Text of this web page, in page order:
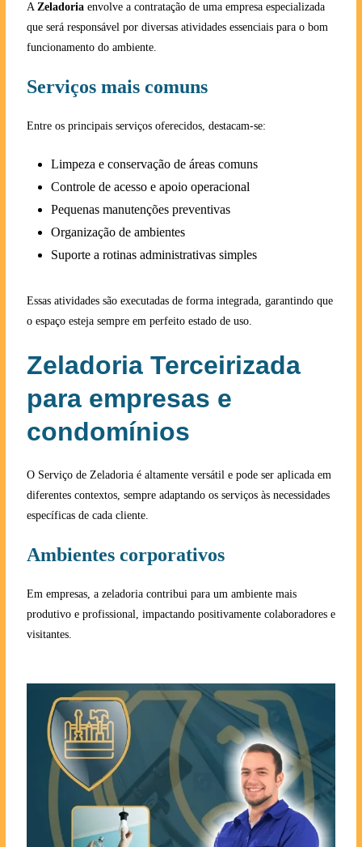
A Zeladoria envolve a contratação de uma empresa especializada
que será responsável por diversas atividades essenciais para o bom
funcionamento do ambiente.
Serviços mais comuns
Entre os principais serviços oferecidos, destacam-se:
Limpeza e conservação de áreas comuns
Controle de acesso e apoio operacional
Pequenas manutenções preventivas
Organização de ambientes
Suporte a rotinas administrativas simples
Essas atividades são executadas de forma integrada, garantindo que
o espaço esteja sempre em perfeito estado de uso.
Zeladoria Terceirizada
para empresas e
condomínios
O Serviço de Zeladoria é altamente versátil e pode ser aplicada em
diferentes contextos, sempre adaptando os serviços às necessidades
específicas de cada cliente.
Ambientes corporativos
Em empresas, a zeladoria contribui para um ambiente mais
produtivo e profissional, impactando positivamente colaboradores e
visitantes.